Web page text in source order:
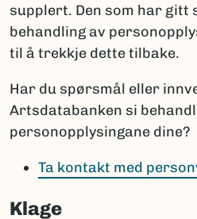
supplert. Den som har gitt
behandling av
til å trekkje dette tilbake.
Har du spørsmål eller
Artsdatabanken si
personopplysingane dine?
Ta kontakt med
Klage